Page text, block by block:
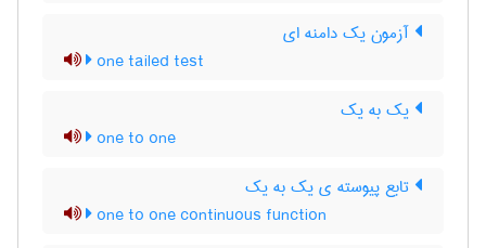
آزمون یک دامنه ای
one tailed test
یک به یک
one to one
تابع پیوسته ی یک به یک
one to one continuous function